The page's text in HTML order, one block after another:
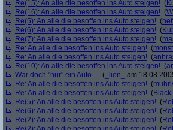
Re(15): An alle die besoffen ins Auto steigen! (
Re(16): An alle die besoffen ins Auto steigen! (
Re(5): An alle die besoffen ins Auto steigen! (
Re(6): An alle die besoffen ins Auto steigen! (
Re(7): An alle die besoffen ins Auto steigen! (
Re: An alle die besoffen ins Auto steigen! (
Re: An alle die besoffen ins Auto steigen! (
Re(10): An alle die besoffen ins Auto steigen! (
War doch "nur" ein Auto ... ( _lion_
am
Re: An alle die besoffen ins Auto steigen! (
Re: An alle die besoffen ins Auto steigen! (Black
Re(5): An alle die besoffen ins Auto steigen! (
Re(6): An alle die besoffen ins Auto steigen! (
Re(2): An alle die besoffen ins Auto steigen! (